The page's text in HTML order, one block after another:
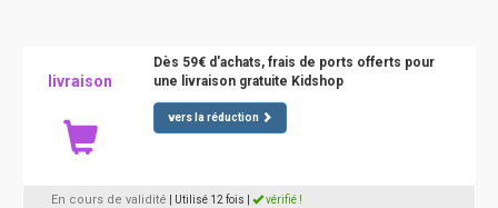
livraison
Dès 59€ d'achats, frais de ports offerts pour
une livraison gratuite Kidshop
vers la réduction
En cours de validité | Utilisé 12 fois vérifié !